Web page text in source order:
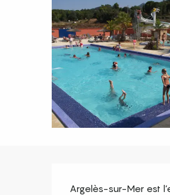
Description
Argelès-sur-Mer est